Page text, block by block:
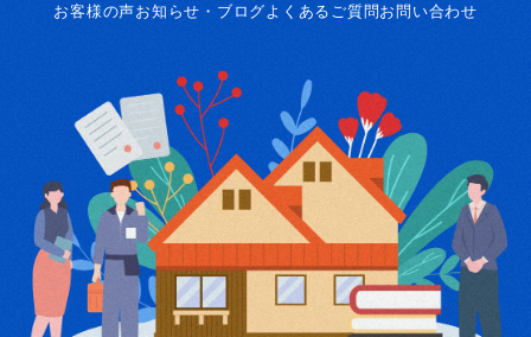
お客様の声お知らせ・ブログよくあるご質問お問い合わせ